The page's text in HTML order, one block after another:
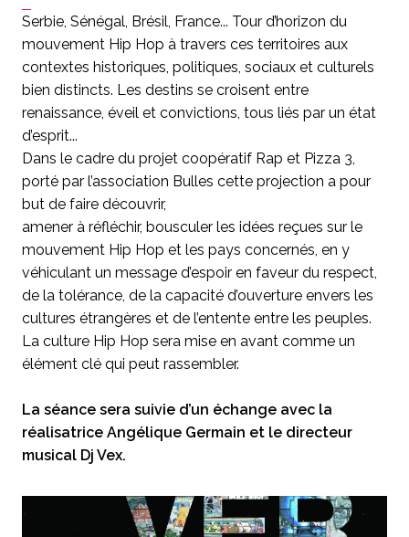
Serbie, Sénégal, Brésil, France... Tour d’horizon du
mouvement Hip Hop à travers ces territoires aux
contextes historiques, politiques, sociaux et culturels
bien distincts. Les destins se croisent entre
renaissance, éveil et convictions, tous liés par un état
d’esprit...
Dans le cadre du projet coopératif Rap et Pizza 3,
porté par l’association Bulles cette projection a pour
but de faire découvrir,
amener à réfléchir, bousculer les idées reçues sur le
mouvement Hip Hop et les pays concernés, en y
véhiculant un message d’espoir en faveur du respect,
de la tolérance, de la capacité d’ouverture envers les
cultures étrangères et de l’entente entre les peuples.
La culture Hip Hop sera mise en avant comme un
élément clé qui peut rassembler.
La séance sera suivie d’un échange avec la
réalisatrice Angélique Germain et le directeur
musical Dj Vex.